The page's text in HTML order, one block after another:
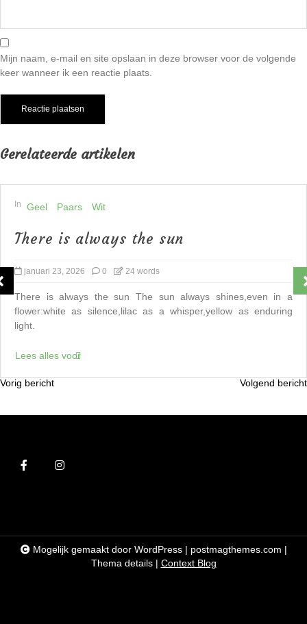
Mijn naam, e-mail en site opslaan in deze browser voor de volgende
keer wanneer ik een reactie plaats.
Gerelateerde artikelen
In Geel Paars Wit
There is always the sun
januari 23, 2026 0 24 words
There is always the sun The sun always shines,even in a
flower:white as silence,lilac as a whisper,yellow as enduring
light.
Lees alles voor
B
n
Vorig bericht Volgend bericht
Mogelijk gemaakt door WordPress | postmagthemes.com |
Thema details | Context Blog